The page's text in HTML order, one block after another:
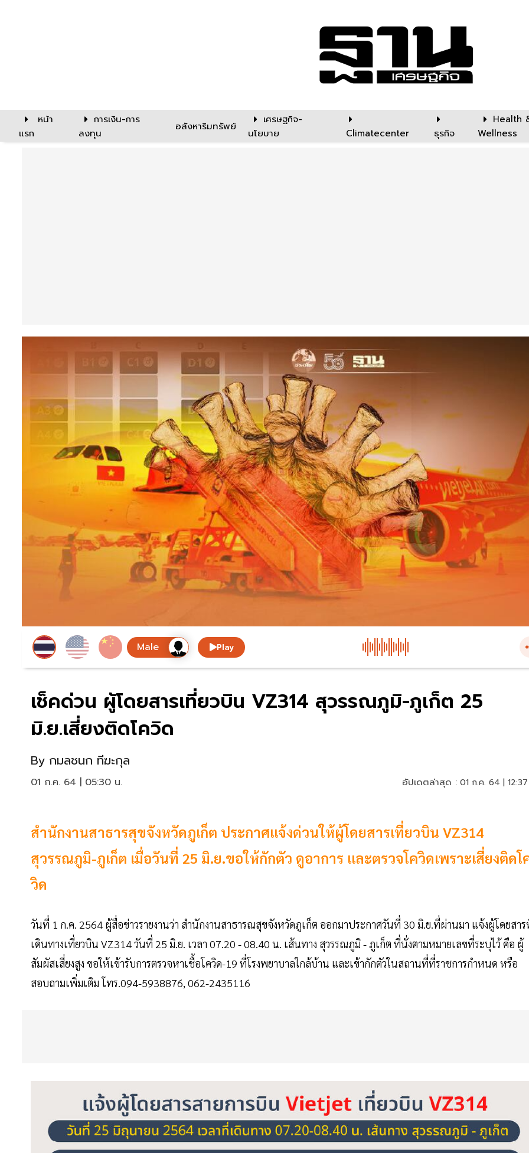
หน้า
แรก
การเงิน-การ
ลงทุน
อสังหาริมทรัพย์
เศรษฐกิจ-
นโยบาย
Climatecenter ธุรกิจ
Health
Wellness
Play
เช็คด่วน ผู้โดยสารเที่ยวบิน VZ314 สุวรรณภูมิ-ภูเก็ต 25
มิ.ย.เสี่ยงติดโควิด
By กมลชนก ทีฆะกุล
01 ก.ค. 64 | 05:30 น. อัปเดตล่าสุด : 01 ก.ค. 64 |
สำนักงานสาธารสุขจังหวัดภูเก็ต ประกาศเเจ้งด่วนให้ผู้โดยสารเที่ยวบิน VZ314
สุวรรณภูมิ-ภูเก็ต เมื่อวันที่ 25 มิ.ย.ขอให้กักตัว ดูอาการ และตรวจโควิดเพราะเสี่ยงติดโ
วิด
วันที่ 1 ก.ค. 2564 ผู้สื่อข่าวรายงานว่า สำนักงานสาธารณสุขจังหวัดภูเก็ต ออกมาประกาศวันที่ 30 มิ.ย.ที่ผ่านมา แจ้งผู้โดยสา
เดินทางเที่ยวบิน VZ314 วันที่ 25 มิ.ย. เวลา 07.20 - 08.40 น. เส้นทาง สุวรรณภูมิ - ภูเก็ต ที่นั่งตามหมายเลขที่ระบุไว้ คือ ผู้
สัมผัสเสี่ยงสูง ขอให้เข้ารับการตรวจหาเชื้อโควิด-19 ที่โรงพยาบาลใกล้บ้าน และเข้ากักตัวในสถานที่ที่ราชการกำหนด หรือ
สอบถามเพิ่มเติม โทร.094-5938876, 062-2435116